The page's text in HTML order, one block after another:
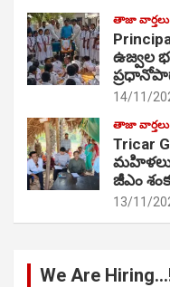
తాజా వార్తలు
ఉజ్వల
14/11/
తాజా వార్తలు
Tricar
మహిళలు
జీఎం
13/11/
We Are